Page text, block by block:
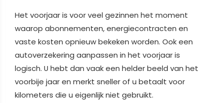
Het voorjaar is voor veel gezinnen het moment
waarop abonnementen, energiecontracten en
vaste kosten opnieuw bekeken worden. Ook een
autoverzekering aanpassen in het voorjaar is
logisch. U hebt dan vaak een helder beeld van het
voorbije jaar en merkt sneller of u betaalt voor
kilometers die u eigenlijk niet gebruikt.